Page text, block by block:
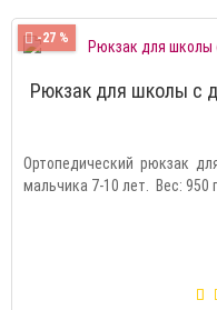
-27 %
Рюкзак для школы с
Ортопедический рюкзак
мальчика 7-10 лет. Вес: 950